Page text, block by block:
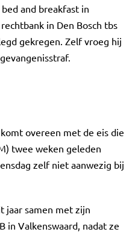
and breakfast in
in Den Bosch tbs
gekregen. Zelf vroeg hij
overeen met de eis die
twee weken geleden
zelf niet aanwezig bij
jaar samen met zijn
in Valkenswaard, nadat ze